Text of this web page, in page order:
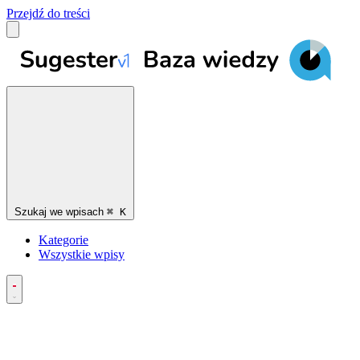
Przejdź do treści
Szukaj we wpisach ⌘ K
Kategorie
Wszystkie wpisy